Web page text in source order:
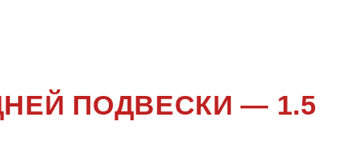
ПОДВЕСКИ — 1.5